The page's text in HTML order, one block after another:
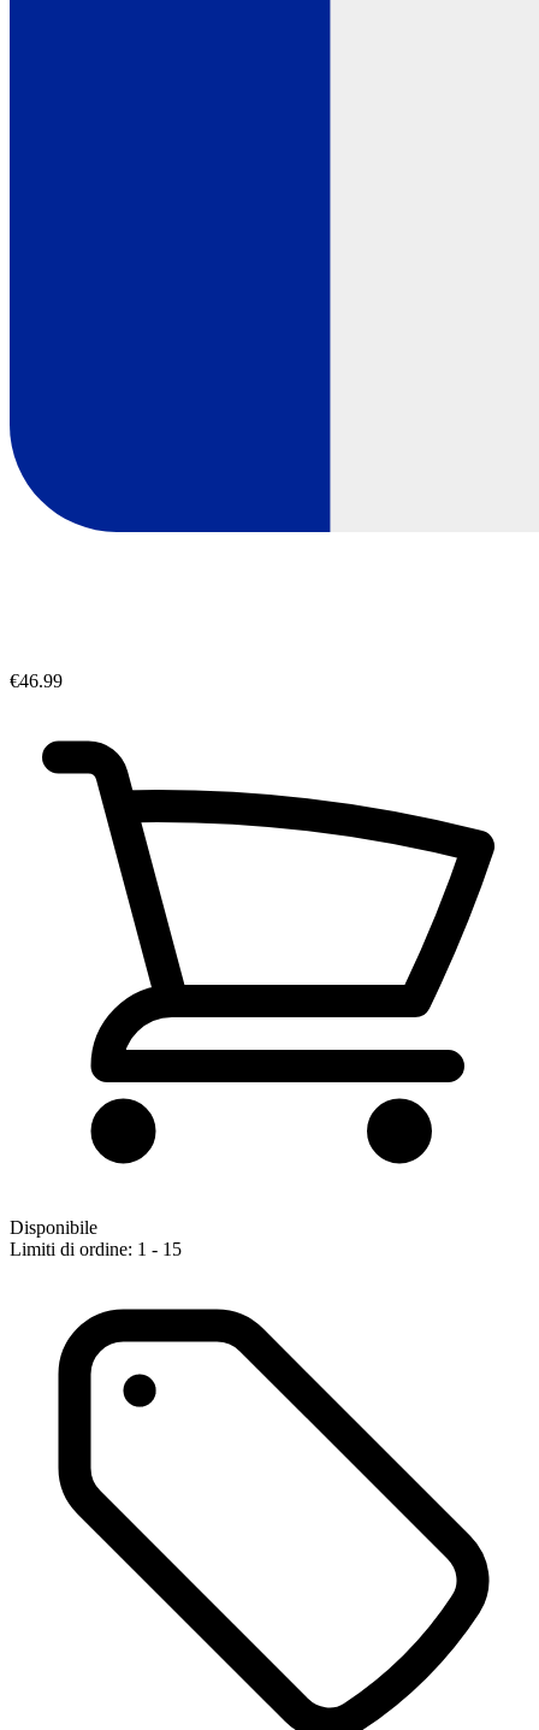
€46.99
Disponibile
Limiti di ordine: 1 - 15